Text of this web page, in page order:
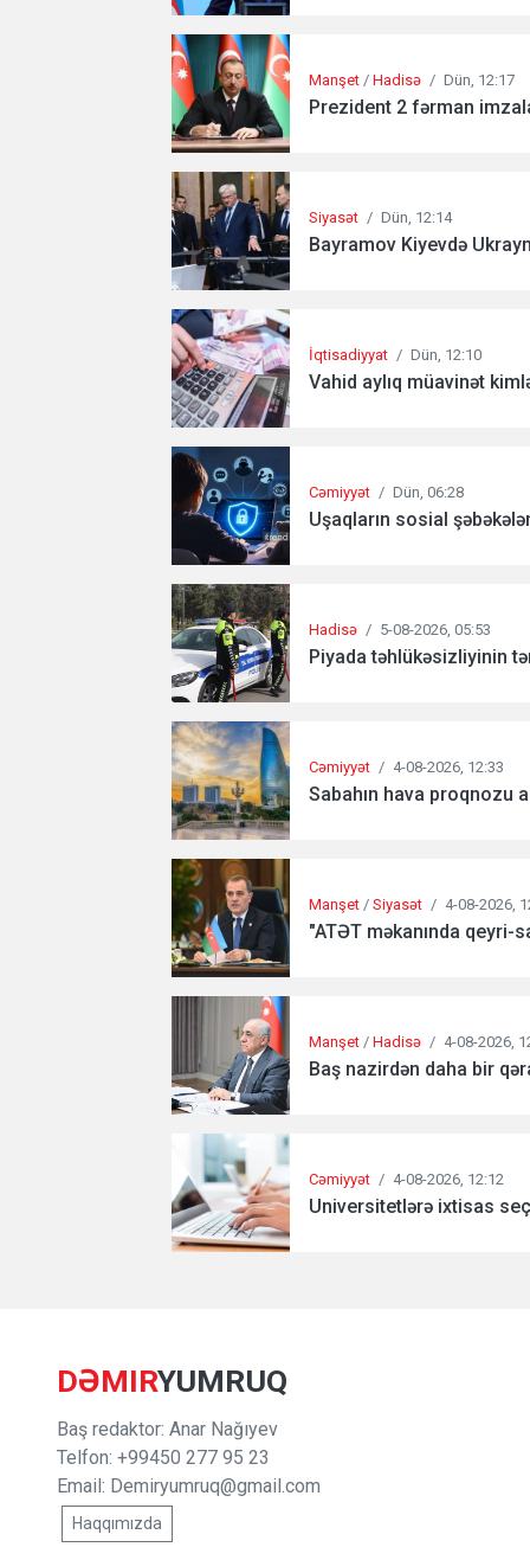
Manşet / Hadisə / Dün, 12:17
Prezident 2 fərman
Siyasət / Dün, 12:14
Bayramov Kiyevdə
İqtisadiyyat / Dün, 12:10
Vahid aylıq müavinət
Cəmiyyət / Dün, 06:28
Uşaqların sosial
Hadisə / 5-08-2026, 05:53
Piyada təhlükəsizliyinin
Cəmiyyət / 4-08-2026, 12:33
Sabahın hava proqnozu
Manşet / Siyasət / 4-08-2026,
"ATƏT məkanında qeyri-
Manşet / Hadisə / 4-08-2026,
Baş nazirdən daha bir
Cəmiyyət / 4-08-2026, 12:12
Universitetlərə ixtisas
DƏMIRYUMRUQ
Baş redaktor: Anar Nağıyev
Telfon: +99450 277 95 23
Email: Demiryumruq@gmail.com
Haqqımızda